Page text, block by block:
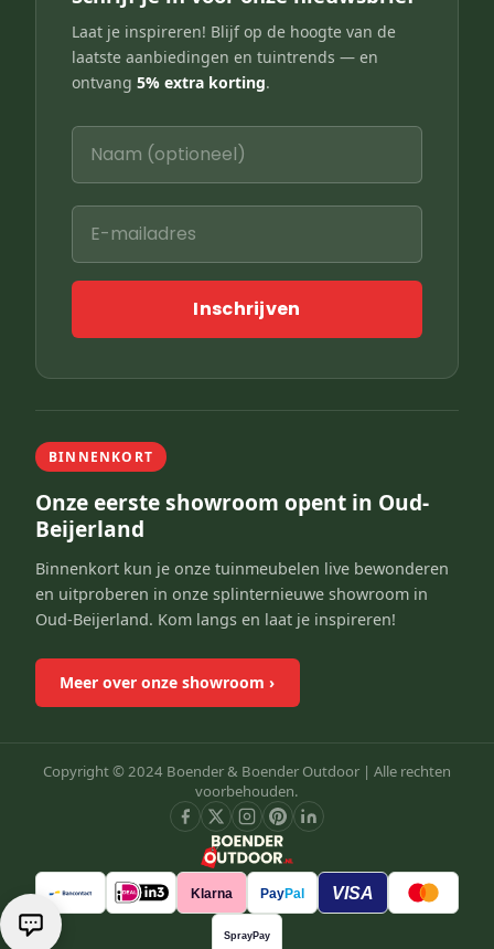
Laat je inspireren! Blijf op de hoogte van de
laatste aanbiedingen en tuintrends — en
ontvang 5% extra korting.
Inschrijven
BINNENKORT
Onze eerste showroom opent in Oud-
Beijerland
Binnenkort kun je onze tuinmeubelen live bewonderen
en uitproberen in onze splinternieuwe showroom in
Oud-Beijerland. Kom langs en laat je inspireren!
Meer over onze showroom ›
Copyright © 2024 Boender & Boender Outdoor | Alle rechten
voorbehouden.
Klarna PayPal VISA
SprayPay